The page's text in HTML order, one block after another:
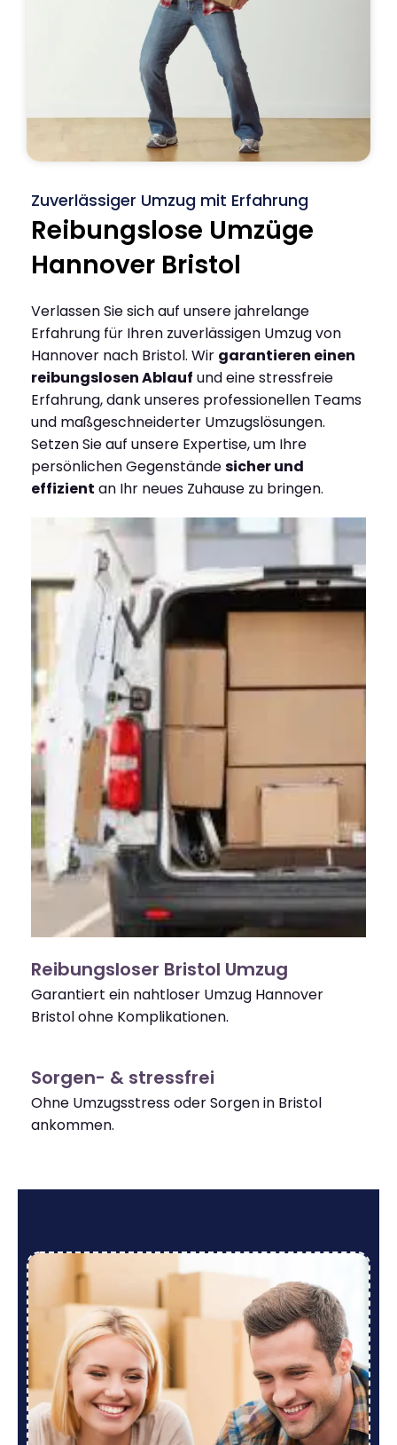
Zuverlässiger Umzug mit Erfahrung
Reibungslose Umzüge
Hannover Bristol
Verlassen Sie sich auf unsere jahrelange
Erfahrung für Ihren zuverlässigen Umzug von
Hannover nach Bristol. Wir garantieren einen
reibungslosen Ablauf und eine stressfreie
Erfahrung, dank unseres professionellen Teams
und maßgeschneiderter Umzugslösungen.
Setzen Sie auf unsere Expertise, um Ihre
persönlichen Gegenständesicher und
effizient an Ihr neues Zuhause zu bringen.
Reibungsloser Bristol Umzug
Garantiert ein nahtloser Umzug Hannover
Bristol ohne Komplikationen.
Sorgen- & stressfrei
Ohne Umzugsstress oder Sorgen in Bristol
ankommen.